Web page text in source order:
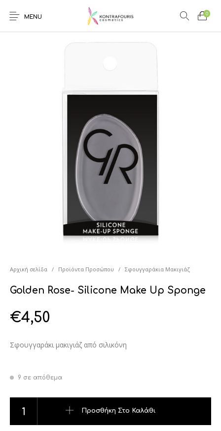
MENU
0
Αρχική σελίδα / Προϊόντα Προσώπου / Σφουγγαράκια Μακιγιάζ
Golden Rose- Silicone Make Up Sponge
€4,50
Σφουγγαράκι μακιγιάζ από σιλικόνη
9 σε απόθεμα
Προσθήκη Στο Καλάθι